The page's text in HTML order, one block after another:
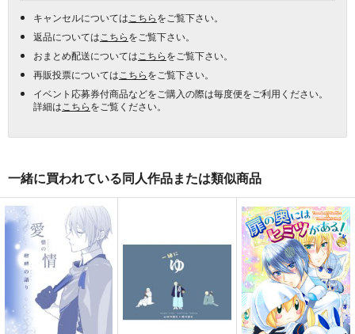
キャンセルについては こちらをご覧下さい。
返品については こちらをご覧下さい。
おまとめ配送については こちらをご覧下さい。
再販投票については こちらをご覧下さい。
イベント応募券付商品などをご購入の際は毎度便をご利用ください。
詳細は こちらをご覧ください。
一緒に買われている同人作品または類似商品